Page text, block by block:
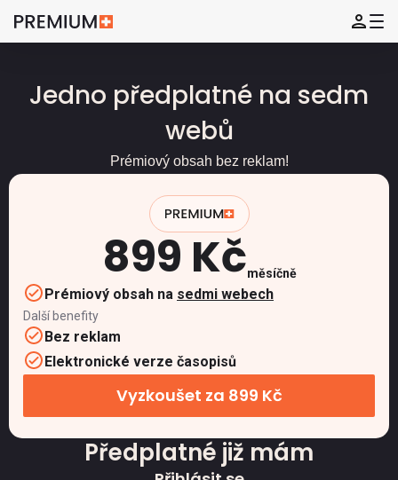
Jedno předplatné na sedm
webů
Prémiový obsah bez reklam!
899 Kčměsíčně
Prémiový obsah na sedmi webech
Další benefity
Bez reklam
Elektronické verze časopisů
Vyzkoušet za 899 Kč
Předplatné již mám